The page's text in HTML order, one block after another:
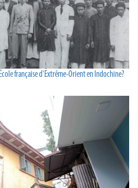
française d'Extrême-Orient en Indochine?